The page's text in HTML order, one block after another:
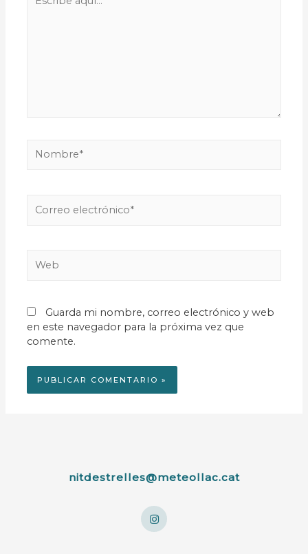
Guarda mi nombre, correo electrónico y web
en este navegador para la próxima vez que
comente.
nitdestrelles@meteollac.cat